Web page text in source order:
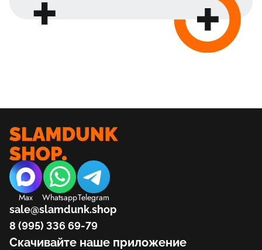
Max WhatsappTelegram
sale@slamdunk.shop
8 (995) 336 69-79
Скачивайте наше приложение